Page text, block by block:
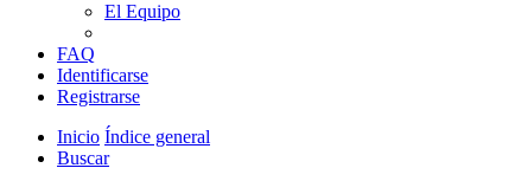
El Equipo
FAQ
Identificarse
Registrarse
Inicio Índice general
Buscar